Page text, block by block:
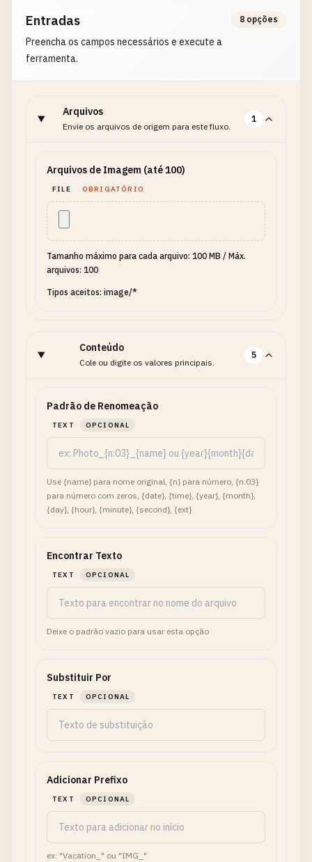
Entradas
Preencha os campos necessários e execute a
ferramenta.
8 opções
Arquivos
Envie os arquivos de origem para este fluxo.
1
Arquivos de Imagem (até 100)
FILE OBRIGATÓRIO
Tamanho máximo para cada arquivo: 100 MB / Máx.
arquivos: 100
Tipos aceitos: image/*
Conteúdo
Cole ou digite os valores principais.
5
Padrão de Renomeação
TEXT OPCIONAL
Use {name} para nome original, {n} para número, {n:03}
para número com zeros, {date}, {time}, {year}, {month},
{day}, {hour}, {minute}, {second}, {ext}
Encontrar Texto
TEXT OPCIONAL
Deixe o padrão vazio para usar esta opção
Substituir Por
TEXT OPCIONAL
Adicionar Prefixo
TEXT OPCIONAL
ex: "Vacation_" ou "IMG_"